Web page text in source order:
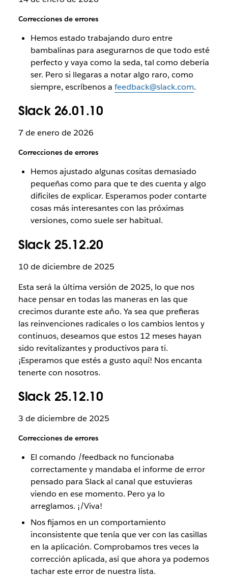
Correcciones de errores
Hemos estado trabajando duro entre
bambalinas para asegurarnos de que todo esté
perfecto y vaya como la seda, tal como debería
ser. Pero si llegaras a notar algo raro, como
siempre, escríbenos a feedback@slack.com.
Slack 26.01.10
7 de enero de 2026
Correcciones de errores
Hemos ajustado algunas cositas demasiado
pequeñas como para que te des cuenta y algo
difíciles de explicar. Esperamos poder contarte
cosas más interesantes con las próximas
versiones, como suele ser habitual.
Slack 25.12.20
10 de diciembre de 2025
Esta será la última versión de 2025, lo que nos
hace pensar en todas las maneras en las que
crecimos durante este año. Ya sea que prefieras
las reinvenciones radicales o los cambios lentos y
continuos, deseamos que estos 12 meses hayan
sido revitalizantes y productivos para ti.
¡Esperamos que estés a gusto aquí! Nos encanta
tenerte con nosotros.
Slack 25.12.10
3 de diciembre de 2025
Correcciones de errores
El comando /feedback no funcionaba
correctamente y mandaba el informe de error
pensado para Slack al canal que estuvieras
viendo en ese momento. Pero ya lo
arreglamos. ¡/Viva!
Nos fijamos en un comportamiento
inconsistente que tenía que ver con las casillas
en la aplicación. Comprobamos tres veces la
corrección aplicada, así que ahora ya podemos
tachar este error de nuestra lista.